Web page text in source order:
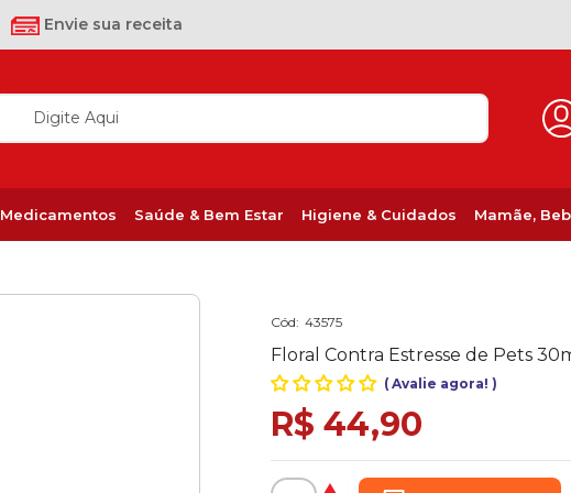
Envie sua receita
Medicamentos Saúde & Bem Estar Higiene & Cuidados Mamãe,
Cód: 43575
Floral Contra Estresse de Pets
(Avalie agora! )
R$ 44,90